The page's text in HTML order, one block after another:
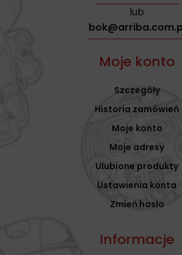
lub
Moje konto
Szczegóły
Historia zamówień
Moje konto
Moje adresy
Ulubione produkty
Ustawienia konta
Zmień hasło
Informacje